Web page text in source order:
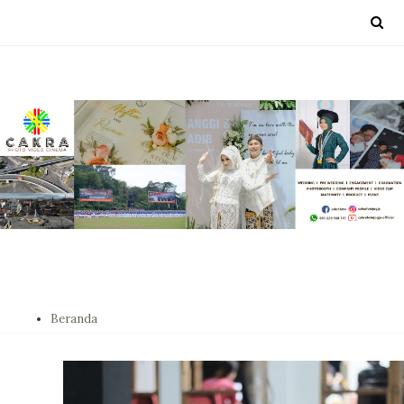
Beranda